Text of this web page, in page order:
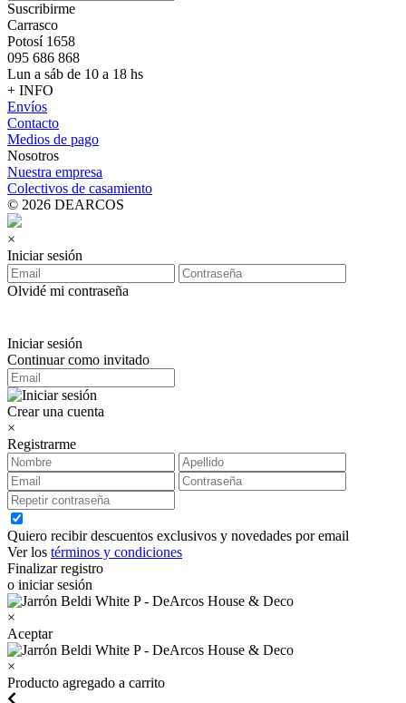
Suscribirme
Carrasco
Potosí 1658
095 686 868
Lun a sáb de 10 a 18 hs
+ INFO
Envíos
Contacto
Medios de pago
Nosotros
Nuestra empresa
Colectivos de casamiento
© 2026 DEARCOS
×
Iniciar sesión
Olvidé mi contraseña
Iniciar sesión
Continuar como invitado
Crear una cuenta
×
Registrarme
Quiero recibir descuentos exclusivos y novedades por email
Ver los términos y condiciones
Finalizar registro
o iniciar sesión
×
Aceptar
×
Producto agregado a carrito